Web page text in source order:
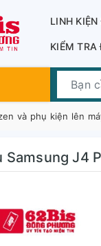
LINH
KIỂM TRA
và phụ kiện lên
Samsung J4